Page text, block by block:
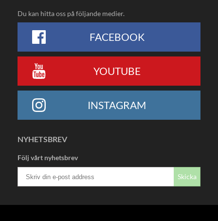
Du kan hitta oss på följande medier.
FACEBOOK
YOUTUBE
INSTAGRAM
NYHETSBREV
Följ vårt nyhetsbrev
Skicka